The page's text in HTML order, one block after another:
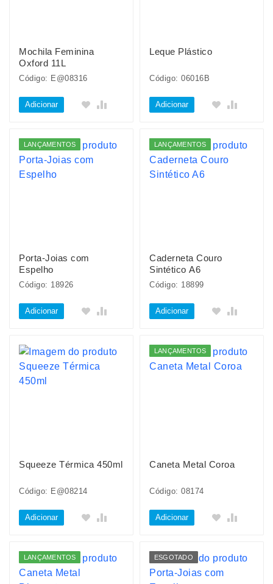
Mochila Feminina
Oxford 11L
Código: E@08316
Adicionar
Leque Plástico
Código: 06016B
Adicionar
LANÇAMENTOS
Porta-Joias com
Espelho
Código: 18926
Adicionar
LANÇAMENTOS
Caderneta Couro
Sintético A6
Código: 18899
Adicionar
Squeeze Térmica 450ml
Código: E@08214
Adicionar
LANÇAMENTOS
Caneta Metal Coroa
Código: 08174
Adicionar
LANÇAMENTOS ESGOTADO